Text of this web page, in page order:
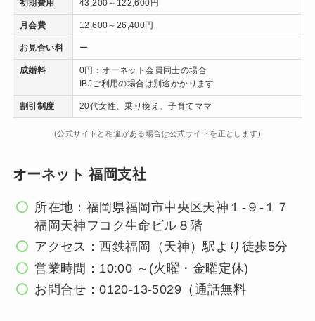
初期費用 43,200～122,600円
月会費 12,600～26,400円
お見合い料 ー
成婚料
0円：オーネット会員同士の場合
IBJご利用の場合は別途かかります
割引制度 20代女性、乗り換え、子育てママ
(公式サイトと相違がある場合は公式サイトを正とします)
オーネット 福岡支社
所在地：福岡県福岡市中央区天神１-９-１７
福岡天神フコク生命ビル８階
アクセス：西鉄福岡（天神）駅より徒歩5分
営業時間：10:00 ～(火曜・金曜定休)
お問合せ：0120-13-5029（通話無料